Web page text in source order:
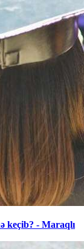
keçib? - Maraqlı